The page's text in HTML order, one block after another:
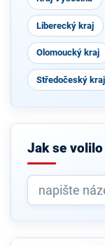
Liberecký kraj
Olomoucký kraj
Středočeský kraj
Jak se volilo